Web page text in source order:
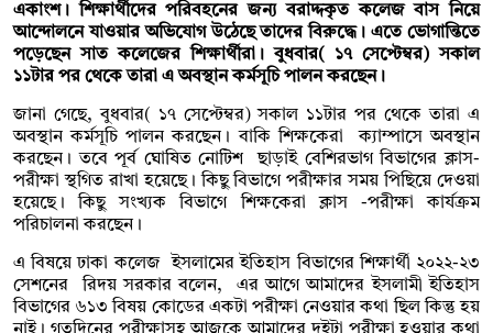
একাংশ। শিক্ষার্থীদের পরিবহনের জন্য বরাদ্দকৃত কলেজ বাস নিয়ে
আন্দোলনে যাওয়ার অভিযোগ উঠেছে তাদের বিরুদ্ধে। এতে ভোগান্তিতে
পড়েছেন সাত কলেজের শিক্ষার্থীরা। বুধবার( ১৭ সেপ্টেম্বর) সকাল
১১টার পর থেকে তারা এ অবস্থান কর্মসূচি পালন করছেন।
জানা গেছে, বুধবার( ১৭ সেপ্টেম্বর) সকাল ১১টার পর থেকে তারা এ
অবস্থান কর্মসূচি পালন করছেন। বাকি শিক্ষকেরা ক্যাম্পাসে অবস্থান
করছেন। তবে পূর্ব ঘোষিত নোটিশ ছাড়াই বেশিরভাগ বিভাগের ক্লাস-
পরীক্ষা স্থগিত রাখা হয়েছে। কিছু বিভাগে পরীক্ষার সময় পিছিয়ে দেওয়া
হয়েছে। কিছু সংখ্যক বিভাগে শিক্ষকেরা ক্লাস -পরীক্ষা কার্যক্রম
পরিচালনা করছেন।
এ বিষয়ে ঢাকা কলেজ ইসলামের ইতিহাস বিভাগের শিক্ষার্থী ২০২২-২৩
সেশনের রিদয় সরকার বলেন, এর আগে আমাদের ইসলামী ইতিহাস
বিভাগের ৬১৩ বিষয় কোডের একটা পরীক্ষা নেওয়ার কথা ছিল কিন্তু হয়
নাই। গতদিনের পরীক্ষাসহ আজকে আমাদের দু্ইটা পরীক্ষা হওয়ার কথা